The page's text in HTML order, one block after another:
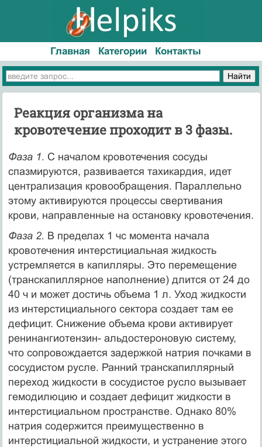
Главная Категории Контакты
Реакция организма на
кровотечение проходит в 3 фазы.
Фаза 1. С началом кровотечения сосуды
спазмируются, развивается тахикардия, идет
централизация кровообращения. Параллельно
этому активируются процессы свертивания
крови, направленные на остановку кровотечения.
Фаза 2. В пределах 1 чс момента начала
кровотечения интерстициальная жидкость
устремляется в капилляры. Это перемещение
(транскапиллярное наполнение) длится от 24 до
40 ч и может достичь объема 1 л. Уход жидкости
из интерстициального сектора создает там ее
дефицит. Снижение объема крови активирует
ренинангиотензин- альдостероновую систему,
что сопровождается задержкой натрия почками в
сосудистом русле. Ранний транскапиллярный
переход жидкости в сосудистое русло вызывает
гемодилюцию и создает дефицит жидкости в
интерстициальном пространстве. Однако 80%
натрия содержится преимущественно в
интерстициальной жидкости, и устранение этого